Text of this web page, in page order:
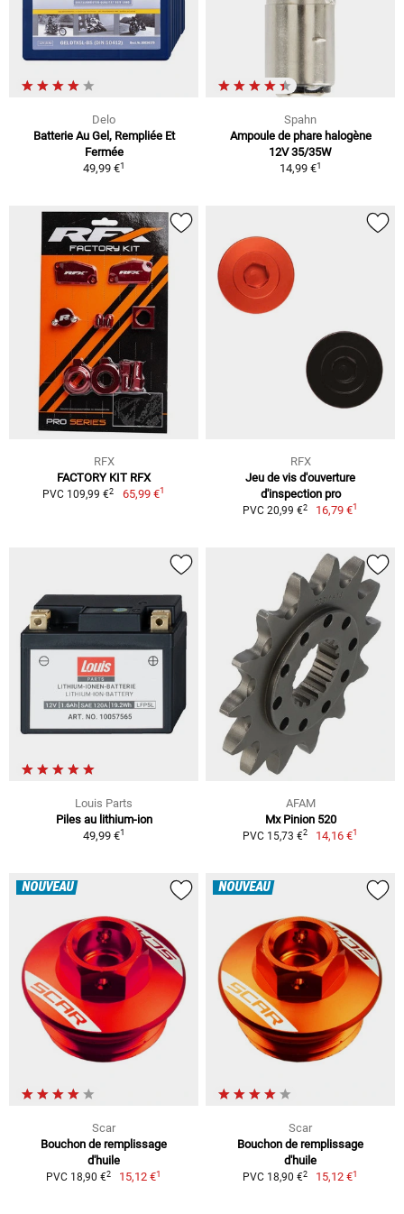
Delo
Batterie Au Gel, Rempliée Et
Fermée
49,99 €1
Spahn
Ampoule de phare halogène
12V 35/35W
14,99 €1
RFX
FACTORY KIT RFX
PVC 109,99 €2 65,99 €1
RFX
Jeu de vis d'ouverture
d'inspection pro
PVC 20,99 €2 16,79 €1
Louis Parts
Piles au lithium-ion
49,99 €1
AFAM
Mx Pinion 520
PVC 15,73 €2 14,16 €1
NOUVEAU
Scar
Bouchon de remplissage
d'huile
PVC 18,90 €2 15,12 €1
NOUVEAU
Scar
Bouchon de remplissage
d'huile
PVC 18,90 €2 15,12 €1